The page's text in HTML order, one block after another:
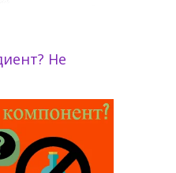
Не